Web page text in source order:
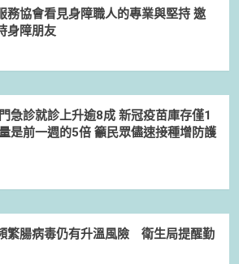
務協會看見身障職人的專業與堅持 邀
身障朋友
急診就診上升逾8成 新冠疫苗庫存僅1
是前一週的5倍 籲民眾儘速接種增防護
繁腸病毒仍有升溫風險 衛生局提醒勤